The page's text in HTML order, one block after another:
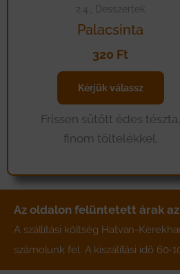
2.4., Desszertek
Palacsinta
320 Ft
Kérjük válassz
Frissen sütött édes tészta,
finom töltelékkel.
Az oldalon felüntetett árak
A szállítási költség Hatvan-
számolunk fel. A kiszálítási idő 60-